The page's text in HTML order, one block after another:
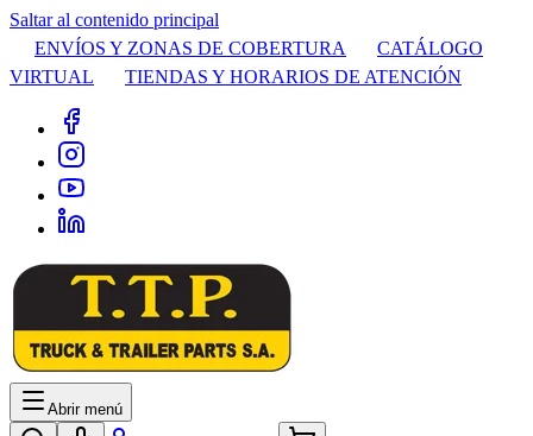
Saltar al contenido principal
ENVÍOS Y ZONAS DE COBERTURA
CATÁLOGO
VIRTUAL
TIENDAS Y HORARIOS DE ATENCIÓN
Abrir menú